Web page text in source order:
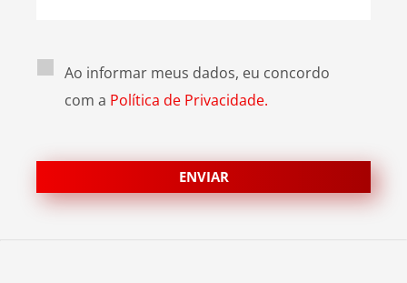
Ao informar meus dados, eu concordo
com a Política de Privacidade.